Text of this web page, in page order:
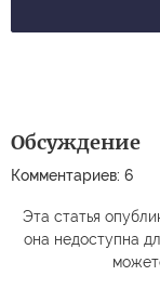
Обсуждение
Комментариев: 6
Эта статья
она недоступна